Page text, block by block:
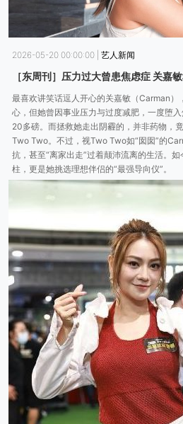
2026-05-20 00:00:00 艺人新闻
［东周刊］压力过大曾患焦虑症 关嘉
最喜欢讲笑话逗人开心的关嘉敏（Carman）
心，但她曾因事业压力与过度减肥，一度堕
20多磅。而拯救她走出阴霾的，并非药物，
Two Two。不过，视Two Two如“囡囡”的
抗，甚至“离家出走”过着颠沛流离的生活。
柱，更是她挑选理想伴侣的“最强导向仪”。